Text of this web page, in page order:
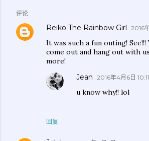
评论
Reiko The Rainbow Girl 2016
It was such a fun outing!
come out and hang out with
more!
回复
Jean 2016年4月6日 10:11
u know why!! lol